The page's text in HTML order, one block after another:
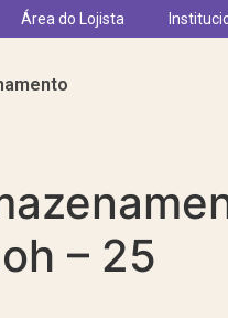
Área do Lojista
– 25